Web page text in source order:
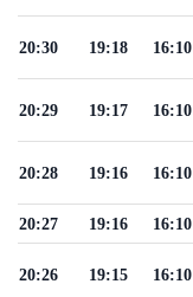
16:10
19:18
20:30
16:10
19:17
20:29
16:10
19:16
20:28
16:10
19:16
20:27
16:10
19:15
20:26